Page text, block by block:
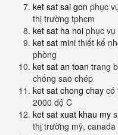
ket sat sai gon phục
thị trường tphcm
ket sat ha noi phục
ket sat mini thiết kế
phòng
ket sat an toan trang
chống sao chép
ket sat chong chay có
2000 độ C
ket sat xuat khau my
thị trường mỹ, canada